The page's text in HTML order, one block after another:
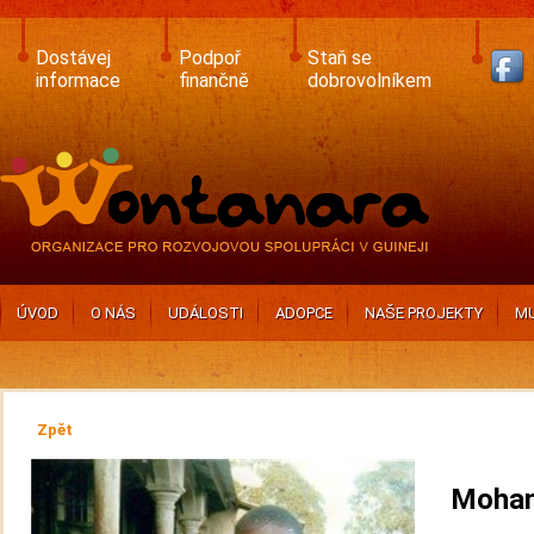
Skip
main
content
Dostávej
informace
Podpoř
finančně
Staň se
dobrovolníkem
ÚVOD O NÁS UDÁLOSTI ADOPCE NAŠE PROJEKTY
Zpět